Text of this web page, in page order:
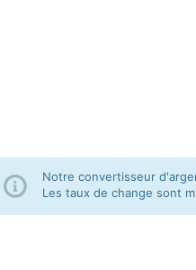
Notre convertisseur
Les taux de change sont